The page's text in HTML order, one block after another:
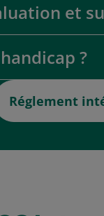
et
?
Réglement